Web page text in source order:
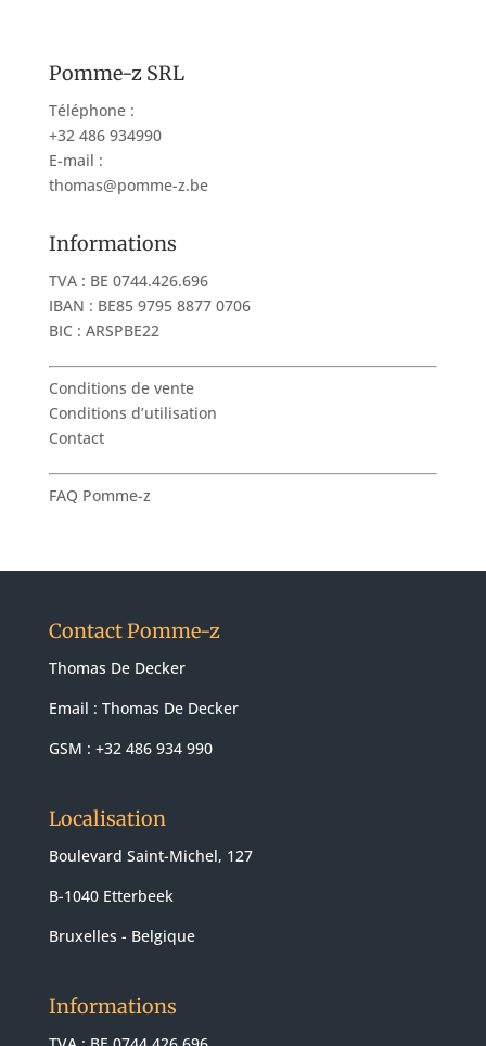
Pomme-z SRL
Téléphone :
+32 486 934990
E-mail :
thomas@pomme-z.be
Informations
TVA : BE 0744.426.696
IBAN : BE85 9795 8877 0706
BIC : ARSPBE22
Conditions de vente
Conditions d’utilisation
Contact
FAQ Pomme-z
Contact Pomme-z
Thomas De Decker
Email : Thomas De Decker
GSM : +32 486 934 990
Localisation
Boulevard Saint-Michel, 127
B-1040 Etterbeek
Bruxelles - Belgique
Informations